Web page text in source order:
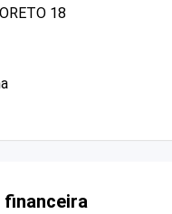
18
financeira